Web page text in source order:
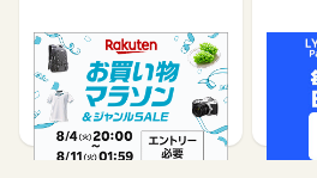
楽天市場
1%